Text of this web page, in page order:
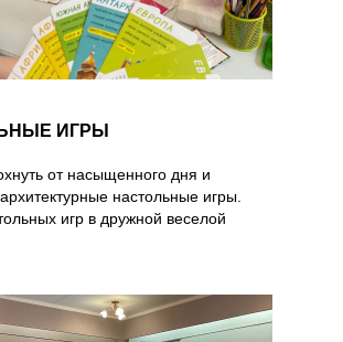
ИГРЫ
от насыщенного дня и
настольные игры.
игр в дружной веселой